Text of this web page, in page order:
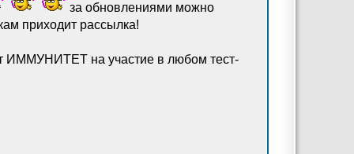
за обновлениями можно
приходит рассылка!
ИММУНИТЕТ на участие в любом тест-